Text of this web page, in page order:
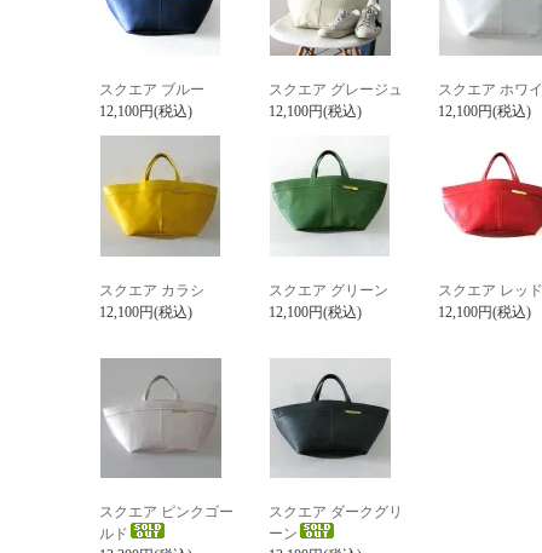
スクエア ブルー
12,100円(税込)
スクエア グレージュ
12,100円(税込)
スクエア ホワ
12,100円(税込)
スクエア カラシ
12,100円(税込)
スクエア グリーン
12,100円(税込)
スクエア レッド
12,100円(税込)
スクエア ピンクゴー
ルド
スクエア ダークグリ
ーン